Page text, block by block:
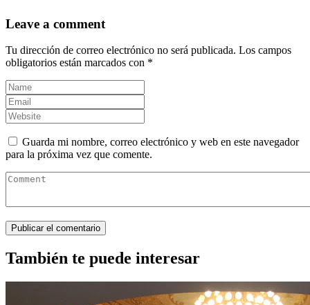
Leave a comment
Tu dirección de correo electrónico no será publicada. Los campos
obligatorios están marcados con *
Guarda mi nombre, correo electrónico y web en este navegador
para la próxima vez que comente.
También te puede interesar